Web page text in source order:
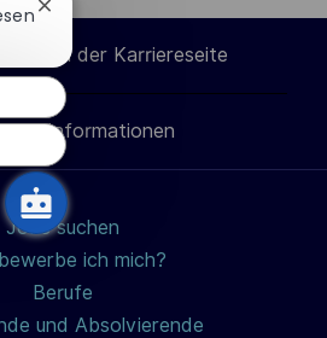
Twitter
teilen
E-
Mail
teilen
der Karriereseite
Informationen
Jobs suchen
ich mich?
Berufe
und Absolvierende
Chatbot-
schließen